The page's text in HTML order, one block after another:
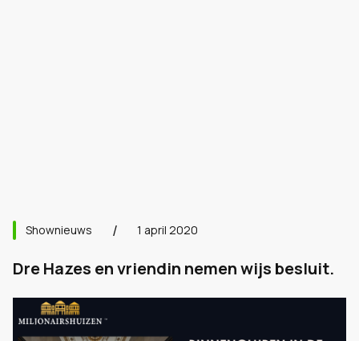
Shownieuws 1 april 2020
Dre Hazes en vriendin nemen wijs besluit.